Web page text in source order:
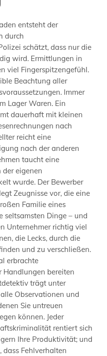
entsteht der
durch
schätzt, dass nur die
wird. Ermittlungen in
viel Fingerspitzengefühl.
Beachtung aller
Immer
Lager Waren. Ein
dauerhaft mit kleinen
nach
reicht eine
nach der anderen
taucht eine
der eigenen
wurde. Der Bewerber
Zeugnisse vor, die eine
Familie eines
seltsamsten Dinge – und
Unternehmer richtig viel
die Lecks, durch die
und zu verschließen.
erbrachte
bereiten
trägt unter
Observationen und
Sie untreuen
können. Jeder
rentiert sich
Ihre Produktivität; und
dass Fehlverhalten